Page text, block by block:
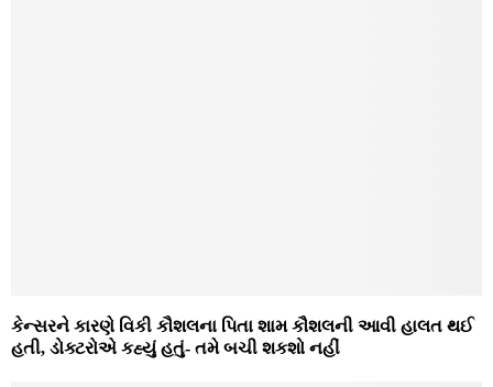
કેન્સરને કારણે વિકી કૌશલના પિતા શામ કૌશલની આવી હાલત થઈ
હતી, ડોક્ટરોએ કહ્યું હતું- તમે બચી શકશો નહીં